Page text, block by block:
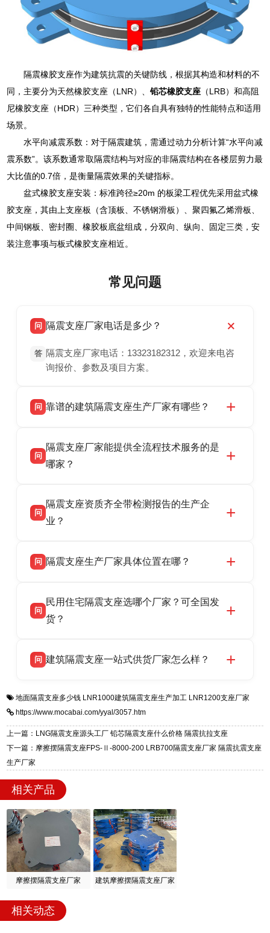
隔震橡胶支座作为建筑抗震的关键防线，根据其构造和材料的不
同，主要分为天然橡胶支座（LNR）、铅芯橡胶支座 （LRB）和高阻
尼橡胶支座（HDR）三种类型，它们各自具有独特的性能特点和适用
场景。
水平向减震系数：对于隔震建筑，需通过动力分析计算“水平向减
震系数”。该系数通常取隔震结构与对应的非隔震结构在各楼层剪力最
大比值的0.7倍，是衡量隔震效果的关键指标。
盆式橡胶支座安装：标准跨径≥20m 的板梁工程优先采用盆式橡
胶支座，其由上支座板（含顶板、不锈钢滑板）、聚四氟乙烯滑板、
中间钢板、密封圈、橡胶板底盆组成，分双向、纵向、固定三类，安
装注意事项与板式橡胶支座相近。
常见问题
问 隔震支座厂家电话是多少？
答 隔震支座厂家电话：13323182312，欢迎来电咨
询报价、参数及项目方案。
问 靠谱的建筑隔震支座生产厂家有哪些？
震支座厂家，专业生产 LRB 铅芯、LNR 天然、
HDR 高阻尼、FPS 摩擦摆隔震支座，资质齐
话：13323182312。
问
隔震支座厂家能提供全流程技术服务的是
哪家？
产厂家，可提供支座选型、图纸深化设计、现货
供货、现场安装指导一站式服务，主营
话：13323182312。
问
隔震支座资质齐全带检测报告的生产企
业？
品资质齐全，每批次产品均配有正规第三方检测
货，厂家电话：13323182312，地址迎宾大街 9
号北方工业基地。
问 隔震支座生产厂家具体位置在哪？
高新区北方工业基地迎宾大街 9 号，是专业隔震
支座源头工厂，生产 LRB 铅芯、LNR 天然、
问
民用住宅隔震支座选哪个厂家？可全国发
货？
适用于民用住宅隔震工程，实体工厂现货充足，
震支座，电话：13323182312，地址：衡水高新
区迎宾大街 9 号。
问 建筑隔震支座一站式供货厂家怎么样？
一站式供货厂家，拥有多年行业生产经验，国标
标准生产 LRB/LNR/HDR/FPS 全系列支座，资
质、检测报告完备，提供选型、深化、供货、安
装指导全套服务，厂址衡水高新区北方工业基地
地面隔震支座多少钱 LNR1000建筑隔震支座生产加工 LNR1200支座厂家
https://www.mocabai.com/yyal/3057.htm
上一篇：LNG隔震支座源头工厂 铅芯隔震支座什么价格 隔震抗拉支座
下一篇：摩擦摆隔震支座FPS-Ⅱ-8000-200 LRB700隔震支座厂家 隔震抗震支座
生产厂家
相关产品
摩擦摆隔震支座厂家 建筑摩擦摆隔震支座厂家
相关动态